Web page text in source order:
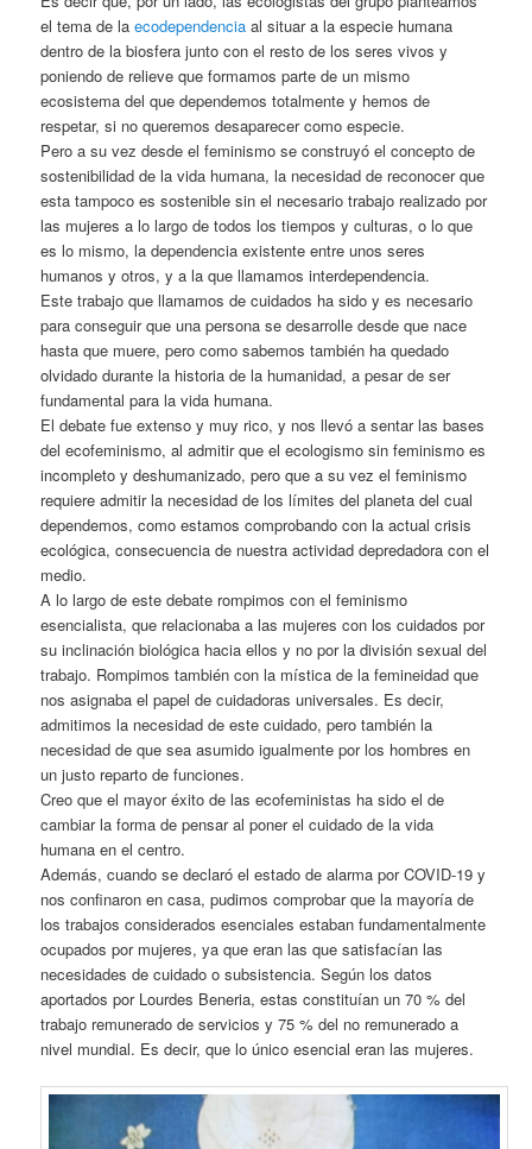
el tema de laecodependencia al situar a la especie humana
dentro de la biosfera junto con el resto de los seres vivos y
poniendo de relieve que formamos parte de un mismo
ecosistema del que dependemos totalmente y hemos de
respetar, si no queremos desaparecer como especie.
Pero a su vez desde el feminismo se construyó el concepto de
sostenibilidad de la vida humana, la necesidad de reconocer que
esta tampoco es sostenible sin el necesario trabajo realizado por
las mujeres a lo largo de todos los tiempos y culturas, o lo que
es lo mismo, la dependencia existente entre unos seres
humanos y otros, y a la que llamamos interdependencia.
Este trabajo que llamamos de cuidados ha sido y es necesario
para conseguir que una persona se desarrolle desde que nace
hasta que muere, pero como sabemos también ha quedado
olvidado durante la historia de la humanidad, a pesar de ser
fundamental para la vida humana.
El debate fue extenso y muy rico, y nos llevó a sentar las bases
del ecofeminismo, al admitir que el ecologismo sin feminismo es
incompleto y deshumanizado, pero que a su vez el feminismo
requiere admitir la necesidad de los límites del planeta del cual
dependemos, como estamos comprobando con la actual crisis
ecológica, consecuencia de nuestra actividad depredadora con el
medio.
A lo largo de este debate rompimos con el feminismo
esencialista, que relacionaba a las mujeres con los cuidados por
su inclinación biológica hacia ellos y no por la división sexual del
trabajo. Rompimos también con la mística de la femineidad que
nos asignaba el papel de cuidadoras universales. Es decir,
admitimos la necesidad de este cuidado, pero también la
necesidad de que sea asumido igualmente por los hombres en
un justo reparto de funciones.
Creo que el mayor éxito de las ecofeministas ha sido el de
cambiar la forma de pensar al poner el cuidado de la vida
humana en el centro.
Además, cuando se declaró el estado de alarma por COVID-19 y
nos confinaron en casa, pudimos comprobar que la mayoría de
los trabajos considerados esenciales estaban fundamentalmente
ocupados por mujeres, ya que eran las que satisfacían las
necesidades de cuidado o subsistencia. Según los datos
aportados por Lourdes Beneria, estas constituían un 70 % del
trabajo remunerado de servicios y 75 % del no remunerado a
nivel mundial. Es decir, que lo único esencial eran las mujeres.